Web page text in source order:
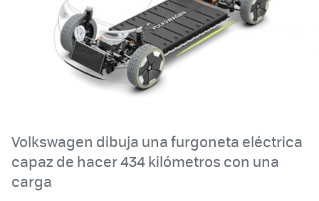
Volkswagen dibuja una furgoneta eléctrica
capaz de hacer 434 kilómetros con una
carga